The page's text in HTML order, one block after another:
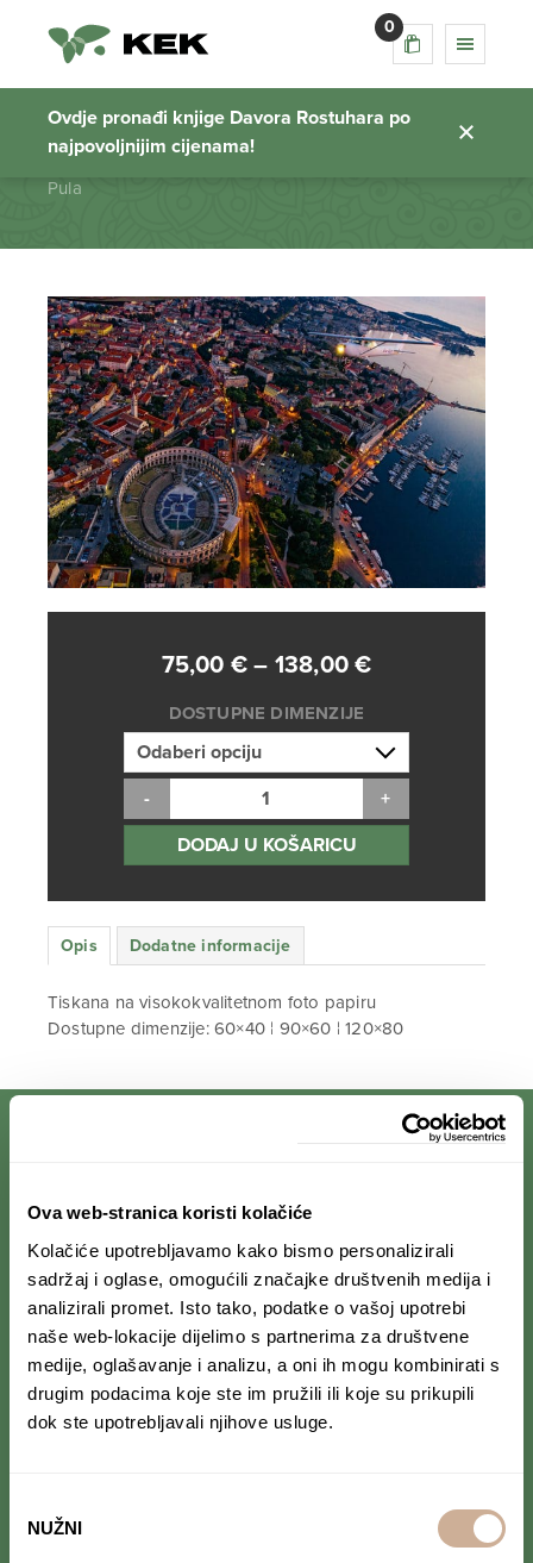
Ova web-stranica koristi kolačiće
Kolačiće upotrebljavamo kako bismo personalizirali
sadržaj i oglase, omogućili značajke društvenih medija i
analizirali promet. Isto tako, podatke o vašoj upotrebi
naše web-lokacije dijelimo s partnerima za društvene
medije, oglašavanje i analizu, a oni ih mogu kombinirati s
drugim podacima koje ste im pružili ili koje su prikupili
dok ste upotrebljavali njihove usluge.
pristanka
NUŽNI
0
Ovdje pronađi knjige Davora Rostuhara po
najpovoljnijim cijenama!
Pula
Početna stranica
Pula
75,00 € – 138,00€Raspon
od
75,00 €
do
DOSTUPNE DIMENZIJE
DODAJ U KOŠARICU
Opis Dodatne informacije
Tiskana na visokokvalitetnom foto papiru
Dostupne dimenzije: 60×40 ¦ 90×60 ¦ 120×80
Prihvaćam da se moji podaci spremaju u bazu
podataka i koriste u svrhu slanja KEK
newslettera
reportaže i fotke. Budi uvijek u toku i